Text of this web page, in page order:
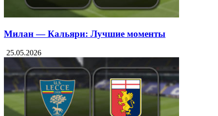
Милан — Кальяри: Лучшие моменты
25.05.2026